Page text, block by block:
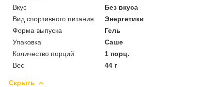
Вкус
Без вкуса
Вид спортивного питания
Энергетики
Форма выпуска
Гель
Упаковка
Саше
Количество порций
1 порц.
Вес
44 г
Скрыть